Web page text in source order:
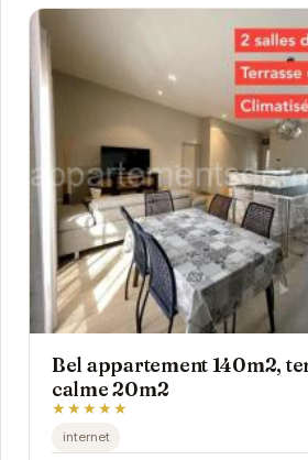
Bel appartement 140m2,
calme 20m2
★★★★★
internet